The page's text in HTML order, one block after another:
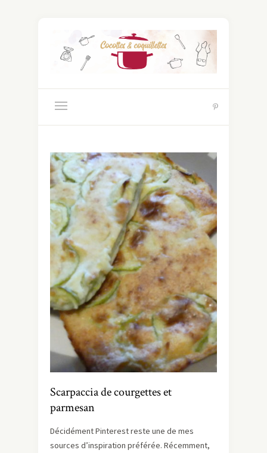
Scarpaccia de courgettes et
parmesan
Décidément Pinterest reste une de mes
sources d’inspiration préférée. Récemment,